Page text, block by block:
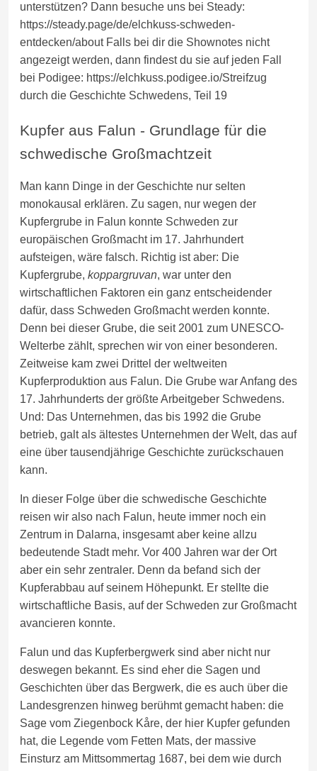
unterstützen? Dann besuche uns bei Steady:
https://steady.page/de/elchkuss-schweden-
entdecken/about Falls bei dir die Shownotes nicht
angezeigt werden, dann findest du sie auf jeden Fall
bei Podigee: https://elchkuss.podigee.io/Streifzug
durch die Geschichte Schwedens, Teil 19
Kupfer aus Falun - Grundlage für die
schwedische Großmachtzeit
Man kann Dinge in der Geschichte nur selten
monokausal erklären. Zu sagen, nur wegen der
Kupfergrube in Falun konnte Schweden zur
europäischen Großmacht im 17. Jahrhundert
aufsteigen, wäre falsch. Richtig ist aber: Die
Kupfergrube, koppargruvan, war unter den
wirtschaftlichen Faktoren ein ganz entscheidender
dafür, dass Schweden Großmacht werden konnte.
Denn bei dieser Grube, die seit 2001 zum UNESCO-
Welterbe zählt, sprechen wir von einer besonderen.
Zeitweise kam zwei Drittel der weltweiten
Kupferproduktion aus Falun. Die Grube war Anfang des
17. Jahrhunderts der größte Arbeitgeber Schwedens.
Und: Das Unternehmen, das bis 1992 die Grube
betrieb, galt als ältestes Unternehmen der Welt, das auf
eine über tausendjährige Geschichte zurückschauen
kann.
In dieser Folge über die schwedische Geschichte
reisen wir also nach Falun, heute immer noch ein
Zentrum in Dalarna, insgesamt aber keine allzu
bedeutende Stadt mehr. Vor 400 Jahren war der Ort
aber ein sehr zentraler. Denn da befand sich der
Kupferabbau auf seinem Höhepunkt. Er stellte die
wirtschaftliche Basis, auf der Schweden zur Großmacht
avancieren konnte.
Falun und das Kupferbergwerk sind aber nicht nur
deswegen bekannt. Es sind eher die Sagen und
Geschichten über das Bergwerk, die es auch über die
Landesgrenzen hinweg berühmt gemacht haben: die
Sage vom Ziegenbock Kåre, der hier Kupfer gefunden
hat, die Legende vom Fetten Mats, der massive
Einsturz am Mittsommertag 1687, bei dem wie durch